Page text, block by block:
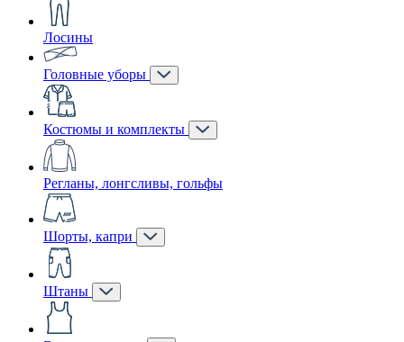
Лосины
Головные уборы
Костюмы и комплекты
Регланы, лонгсливы, гольфы
Шорты, капри
Штаны